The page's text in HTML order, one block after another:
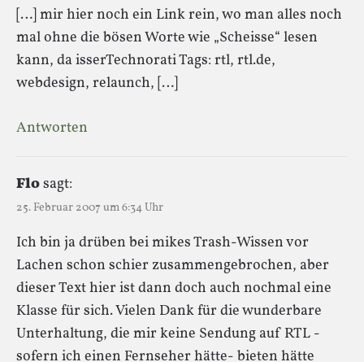
[…] mir hier noch ein Link rein, wo man alles noch
mal ohne die bösen Worte wie „Scheisse“ lesen
kann, da isserTechnorati Tags: rtl, rtl.de,
webdesign, relaunch, […]
Antworten
Flosagt:
25. Februar 2007 um 6:34 Uhr
Ich bin ja drüben bei mikes Trash-Wissen vor
Lachen schon schier zusammengebrochen, aber
dieser Text hier ist dann doch auch nochmal eine
Klasse für sich. Vielen Dank für die wunderbare
Unterhaltung, die mir keine Sendung auf RTL -
sofern ich einen Fernseher hätte- bieten hätte